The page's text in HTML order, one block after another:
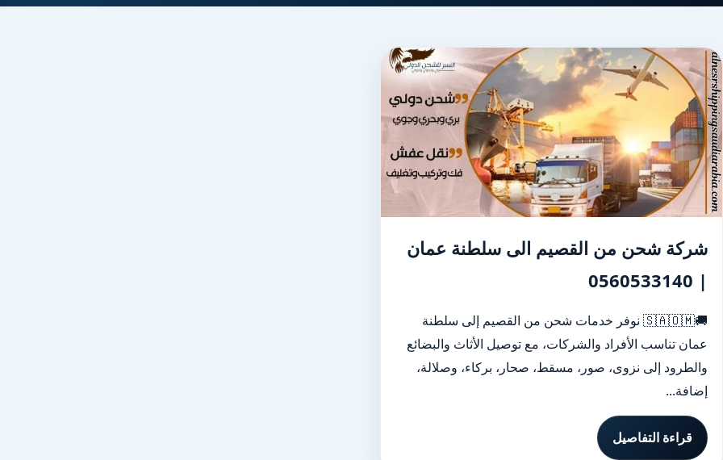
شركة شحن من القصيم الى سلطنة عمان
| 0560533140
🚚🇸🇦🇴🇲 نوفر خدمات شحن من القصيم إلى سلطنة
عمان تناسب الأفراد والشركات، مع توصيل الأثاث والبضائع
والطرود إلى نزوى، صور، مسقط، صحار، بركاء، وصلالة،
إضافة...
قراءة التفاصيل